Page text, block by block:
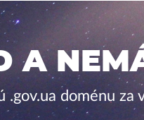
A
.gov.ua doménu za